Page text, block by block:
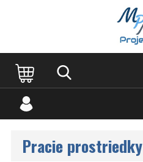
Pracie prostriedky